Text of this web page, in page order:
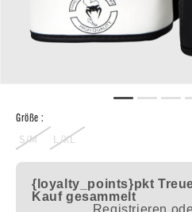
Größe :
S/M L/XL
{loyalty_points}pkt
Kauf gesammelt